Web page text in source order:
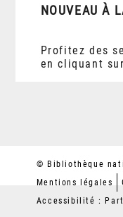
NOUVEAU À
Profitez des
en cliquant sur
© Bibliothèque
Mentions légales
Accessibilité :